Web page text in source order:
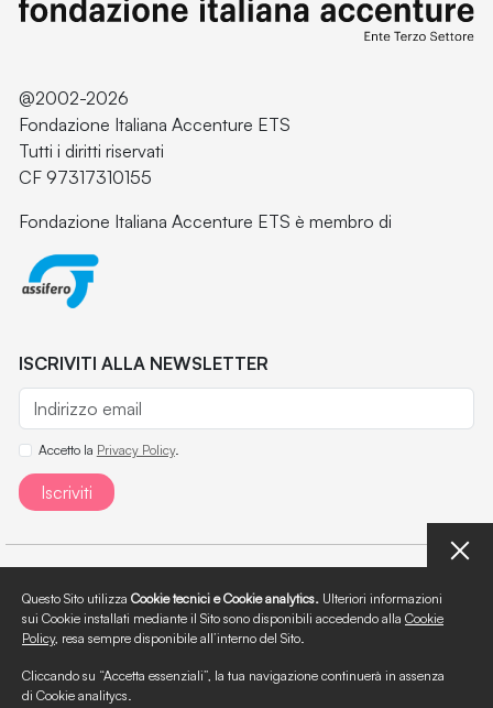
@2002-2026
Fondazione Italiana Accenture ETS
Tutti i diritti riservati
CF 97317310155
Fondazione Italiana Accenture ETS è membro di
ISCRIVITI ALLA NEWSLETTER
Accetto la Privacy Policy.
Iscriviti
Chi siamo
Area Stampa
Documenti
Policies
Questo Sito utilizza Cookie tecnici e Cookie analytics. Ulteriori informazioni
sui Cookie installati mediante il Sito sono disponibili accedendo alla Cookie
Policy, resa sempre disponibile all’interno del Sito.
Cliccando su “Accetta essenziali”, la tua navigazione continuerà in assenza
di Cookie analitycs.